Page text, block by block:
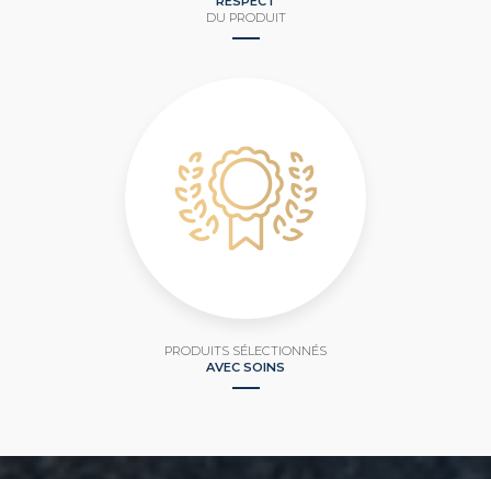
DU PRODUIT
PRODUITS SÉLECTIONNÉS
AVEC SOINS